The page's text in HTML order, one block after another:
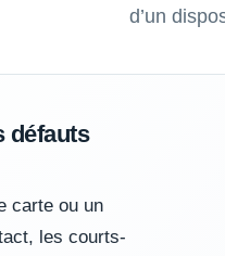
d’un
défauts
carte ou un
les courts-